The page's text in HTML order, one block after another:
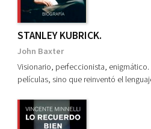
STANLEY KUBRICK.
John Baxter
Visionario, perfeccionista,
películas, sino que reinventó el